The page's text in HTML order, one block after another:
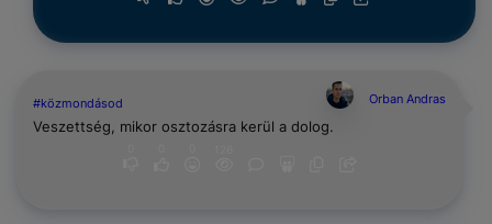
#közmondásod Orban Andras
Veszettség, mikor osztozásra kerül a dolog.